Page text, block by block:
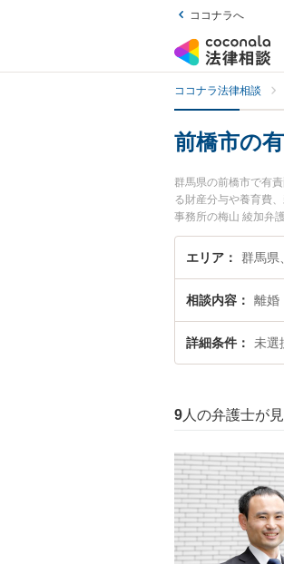
ココナラへ
ココナラ法律相談
前橋市の
群馬県の前橋市で有
る財産分与や養育費
事務所の梅山 綾加弁
い』『有責配偶者の
談者さんにおすすめ
エリア 群馬県
相談内容 離婚
詳細条件 未選
9 人の弁護士が